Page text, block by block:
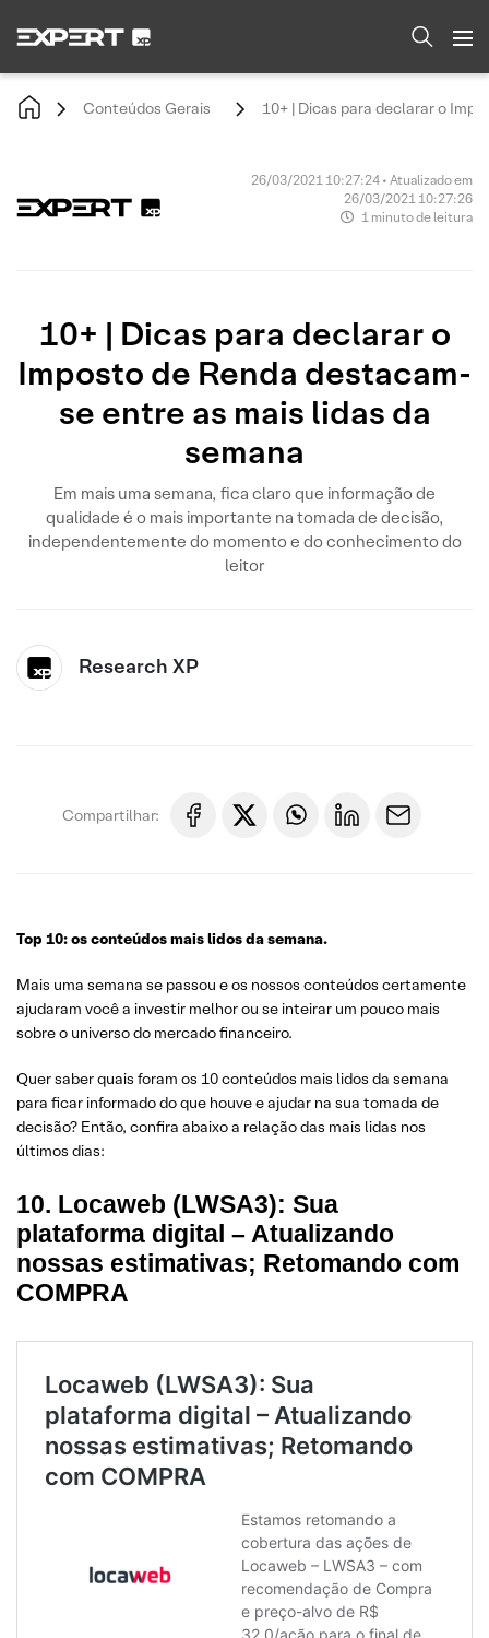
Conteúdos Gerais 10+ | Dicas para declarar o
26/03/2021 10:27:24 • Atualizado em
26/03/2021 10:27:26
1 minuto de leitura
10+ | Dicas para declarar o
Imposto de Renda destacam-
se entre as mais lidas da
semana
Em mais uma semana, fica claro que informação de
qualidade é o mais importante na tomada de decisão,
independentemente do momento e do conhecimento do
leitor
Research XP
Compartilhar:
Top 10: os conteúdos mais lidos da semana.
Mais uma semana se passou e os nossos conteúdos certamente
ajudaram você a investir melhor ou se inteirar um pouco mais
sobre o universo do mercado financeiro.
Quer saber quais foram os 10 conteúdos mais lidos da semana
para ficar informado do que houve e ajudar na sua tomada de
decisão? Então, confira abaixo a relação das mais lidas nos
últimos dias:
10. Locaweb (LWSA3): Sua
plataforma digital – Atualizando
nossas estimativas; Retomando com
COMPRA